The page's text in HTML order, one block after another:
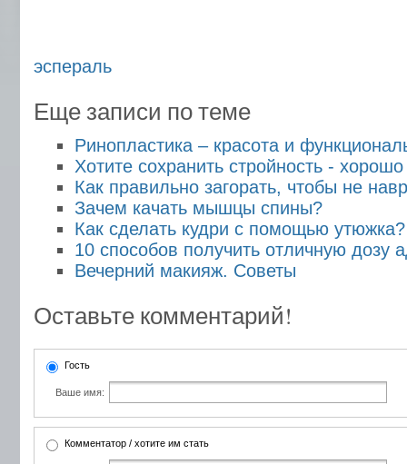
эспераль
Еще записи по теме
Ринопластика – красота и
Хотите сохранить стройность -
Как правильно загорать, чтобы не
Зачем качать мышцы спины?
Как сделать кудри с помощью утюжка?
10 способов получить отличную дозу
Вечерний макияж. Советы
Оставьте комментарий!
Гость
Ваше имя:
Комментатор / хотите им стать